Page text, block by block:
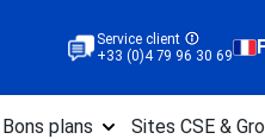
Service client
+33 (0)4 79 96 30 69
Bons plans Sites CSE &